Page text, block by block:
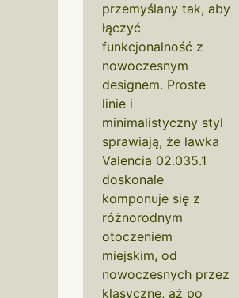
przemyślany tak, aby
łączyć
funkcjonalność z
nowoczesnym
designem. Proste
linie i
minimalistyczny styl
sprawiają, że lawka
Valencia 02.035.1
doskonale
komponuje się z
różnorodnym
otoczeniem
miejskim, od
nowoczesnych przez
klasyczne, aż po